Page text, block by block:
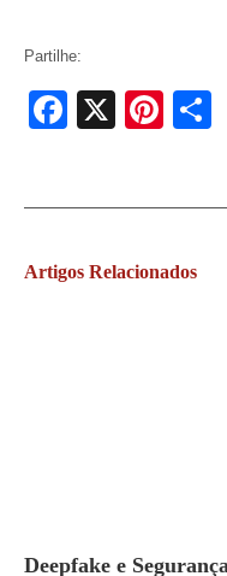
Partilhe:
Facebook
X
Artigos Relacionados
Deepfake e